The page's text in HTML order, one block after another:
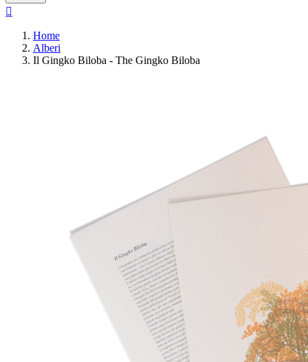

Home
Alberi
Il Gingko Biloba - The Gingko Biloba